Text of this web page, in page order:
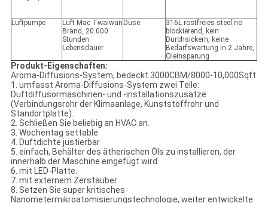
Luftpumpe
Luft Mac Twaiwan
Brand, 20.000
Stunden
Lebensdauer
Düse:
316L rostfreies steel.no
blockierend, kein
Durchsickern, keine
Bedarfswartung in 2 Jahre,
Öleinsparung
Produkt-Eigenschaften:
Aroma-Diffusions-System, bedeckt 3000CBM/8000-10,000Sqft
1. umfasst Aroma-Diffusions-System zwei Teile:
Duftdiffusormaschinen- und -installationszusätze
(Verbindungsrohr der Klimaanlage, Kunststoffrohr und
Standortplatte).
2. Schließen Sie beliebig an HVAC an.
3. Wochentag settable
4. Duftdichte justierbar
5. einfach, Behälter des ätherischen Öls zu installieren, der
innerhalb der Maschine eingefügt wird.
6. mit LED-Platte.
7. mit externem Zerstäuber
8. Setzen Sie super kritisches
Nanometermikroatomisierungstechnologie, weiter entwickelte